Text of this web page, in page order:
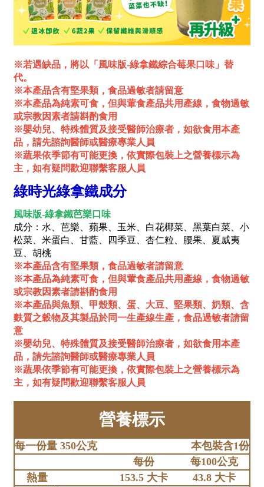
※若遇缺品，將以「風味版-綠拿鐵綜合莓果口味」替
代。
※本產品含有堅果類，食品過敏者請留意
※本產品為純素可食，但與葷食產品共用產線，食物過敏
或宗教因素者請斟酌食用
※嬰幼兒、特殊體質及接受醫師治療者，如欲食用本產
品，請先諮詢醫師或醫療專業人員
※蔬果依季節有可能更換，依實際包裝上之營養標示為
主，如有疑問歡迎聯繫客服人員
綠時光綠拿鐵成分
風味版-綠拿鐵芭樂口味
成分：水、芭樂、蘋果、玉米、白花椰菜、黑葉白菜、小
松菜、米蛋白、甘藍、四季豆、杏仁粒、腰果、夏威夷
豆、胡桃
※本產品含有堅果類，食品過敏者請留意
※本產品為純素可食，但與葷食產品共用產線，食物過敏
或宗教因素者請斟酌食用
※本產品與魚類、甲殼類、蛋、大豆、堅果類、奶類、含
麩質之穀物及其製品於同一生產線生產，食品過敏者請留
意
※嬰幼兒、特殊體質及接受醫師治療者，如欲食用本產
品，請先諮詢醫師或醫療專業人員
※蔬果依季節有可能更換，依實際包裝上之營養標示為
主，如有疑問歡迎聯繫客服人員
營養標示
每一份量 350公克
本包裝含1份
每份
每100公克
熱量
153.5 大卡
43.8 大卡